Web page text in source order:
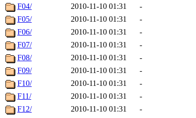
F04/
2010-11-10 01:31
-
F05/
2010-11-10 01:31
-
F06/
2010-11-10 01:31
-
F07/
2010-11-10 01:31
-
F08/
2010-11-10 01:31
-
F09/
2010-11-10 01:31
-
F10/
2010-11-10 01:31
-
F11/
2010-11-10 01:31
-
F12/
2010-11-10 01:31
-